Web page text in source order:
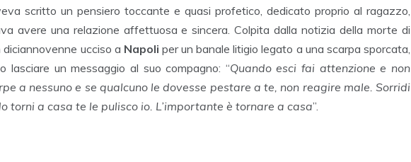
scritto un pensiero toccante e quasi profetico, dedicato proprio al ragazzo,
avere una relazione affettuosa e sincera. Colpita dalla notizia della morte di
diciannovenne ucciso a Napoli per un banale litigio legato a una scarpa sporcata,
lasciare un messaggio al suo compagno: “Quando esci fai attenzione e non
a nessuno e se qualcuno le dovesse pestare a te, non reagire male. Sorridi
torni a casa te le pulisco io. L’importante è tornare a casa”.